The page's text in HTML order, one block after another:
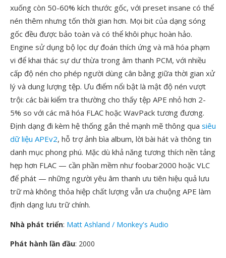
xuống còn 50-60% kích thước gốc, với preset insane có thể
nén thêm nhưng tốn thời gian hơn. Mọi bit của dạng sóng
gốc đều được bảo toàn và có thể khôi phục hoàn hảo.
Engine sử dụng bộ lọc dự đoán thích ứng và mã hóa phạm
vi để khai thác sự dư thừa trong âm thanh PCM, với nhiều
cấp độ nén cho phép người dùng cân bằng giữa thời gian xử
lý và dung lượng tệp. Ưu điểm nổi bật là mật độ nén vượt
trội: các bài kiểm tra thường cho thấy tệp APE nhỏ hơn 2-
5% so với các mã hóa FLAC hoặc WavPack tương đương.
Định dạng đi kèm hệ thống gắn thẻ mạnh mẽ thông qua siêu
dữ liệu APEv2, hỗ trợ ảnh bìa album, lời bài hát và thông tin
danh mục phong phú. Mặc dù khả năng tương thích nền tảng
hẹp hơn FLAC — cần phần mềm như foobar2000 hoặc VLC
để phát — những người yêu âm thanh ưu tiên hiệu quả lưu
trữ mà không thỏa hiệp chất lượng vẫn ưa chuộng APE làm
định dạng lưu trữ chính.
Nhà phát triển: Matt Ashland / Monkey's Audio
Phát hành lần đầu: 2000